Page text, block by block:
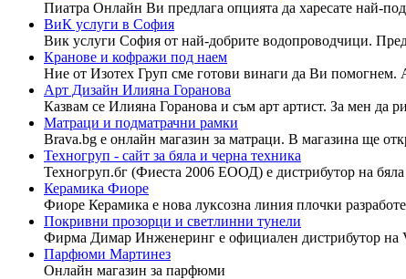
Пиатра Онлайн Ви предлага опцията да харесате най-
ВиК услуги в София
Вик услуги София от най-добрите водопроводчици.
Кранове и кофражи под наем
Ние от Изотех Груп сме готови винаги да Ви помогнем.
Арт Дизайн Илияна Горанова
Казвам се Илияна Горанова и съм арт артист. За мен да
Матраци и подматрачни рамки
Brava.bg е онлайн магазин за матраци. В магазина ще
Техногруп - сайт за бяла и черна техника
Техногруп.бг (Фиеста 2006 ЕООД) е дистрибутор на
Керамика Фиоре
Фиоре Керамика е нова луксозна линия плочки
Покривни прозорци и светлинни тунели
Фирма Димар Инженеринг е официален дистрибутор на
Парфюми Мартинез
Онлайн магазин за парфюми